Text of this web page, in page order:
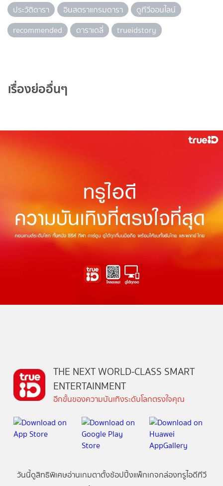
ประวัติดารา
อินสตราแกรมดารา
ดูทีวีออนไลน์
recommended
ดาราเดลี่ trueidstory
เรื่องย่ออื่นๆ
THE NEXT WORLD-CLASS SMART
ENTERTAINMENT
อีกขั้นของความบันเทิงระดับโลกตรงใจคุณ
วันนี้ดูสิทธิพิเศษอ่านเกมตาตั้งช้อปปิ้งแพ็กเกจกล่องทรูไอดีทีวี